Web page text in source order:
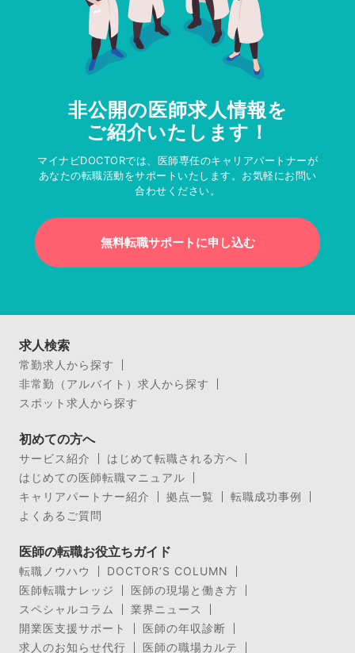
非公開の医師求人情報を
ご紹介いたします！
マイナビDOCTORでは、医師専任のキャリアパートナーが
あなたの転職活動をサポートいたします。お気軽にお問い
合わせください。
無料転職サポートに申し込む
求人検索
常勤求人から探す
非常勤（アルバイト）求人から探す
スポット求人から探す
初めての方へ
サービス紹介
はじめて転職される方へ
はじめての医師転職マニュアル
キャリアパートナー紹介
拠点一覧
転職成功事例
よくあるご質問
医師の転職お役立ちガイド
転職ノウハウ
DOCTOR’S COLUMN
医師転職ナレッジ
医師の現場と働き方
スペシャルコラム
業界ニュース
開業医支援サポート
医師の年収診断
求人のお知らせ代行
医師の職場カルテ